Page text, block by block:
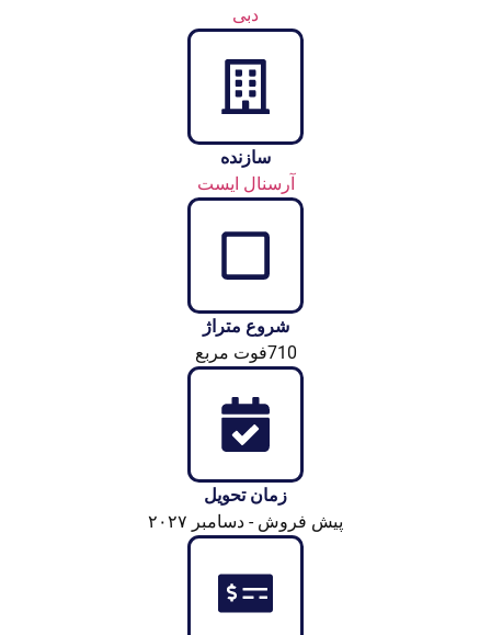
دبی
سازنده
آرسنال ایست
شروع متراژ
710فوت مربع
زمان تحویل
پیش فروش - دسامبر ۲۰۲۷